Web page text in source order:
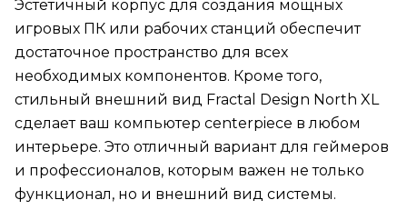
Эстетичный корпус для создания мощных
игровых ПК или рабочих станций обеспечит
достаточное пространство для всех
необходимых компонентов. Кроме того,
стильный внешний вид Fractal Design North XL
сделает ваш компьютер centerpiece в любом
интерьере. Это отличный вариант для геймеров
и профессионалов, которым важен не только
функционал, но и внешний вид системы.